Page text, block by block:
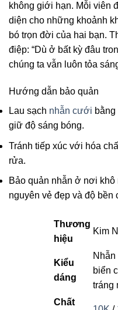
không giới hạn. Mỗi viên
diện cho những khoảnh
bó trọn đời của hai bạn.
điệp: “Dù ở bất kỳ đâu
chúng ta vẫn luôn tỏa
Hướng dẫn bảo quản
Lau sạch nhẫn cưới
giữ độ sáng bóng.
Tránh tiếp xúc với hóa
rửa.
Bảo quản nhẫn ở nơi
nguyên vẻ đẹp và độ bền
Thương
hiệu
Kim
Kiểu
dáng
biển
tráng
Chất